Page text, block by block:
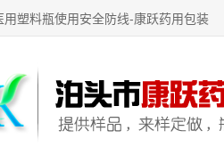
用塑料瓶使用安全防线-康跃药用包装